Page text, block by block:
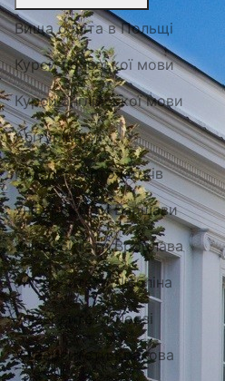
Вища освіта в Польщі
Курси польської мови
Курси англійської мови
Абітурієнту
Каталог гуртожитків
Університети Варшави
Університети Вроцлава
Університети Любліна
Університети Лодзі
Університети Кракова